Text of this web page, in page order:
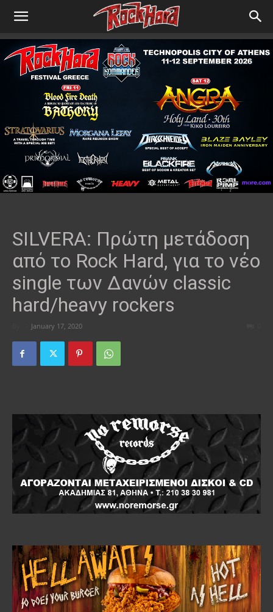
SILVERA: Πρώτη μετάδοση
από το Rock Hard, για το νέο
single των Δανών classic
hard/heavy rockers
January 17, 2020